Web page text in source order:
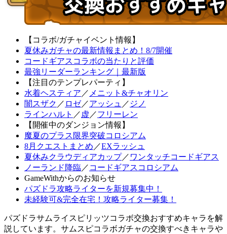
【コラボ/ガチャイベント情報】
夏休みガチャの最新情報まとめ！8/7開催
コードギアスコラボの当たりと評価
最強リーダーランキング｜最新版
【注目のテンプレパーティ】
水着ヘスティア ／ メニット&チャオリン
闇スザク ／ ロゼ／アッシュ ／ ジノ
ラインハルト ／ 虚 ／フリーレン
【開催中のダンジョン情報】
魔夏のプラス限界突破コロシアム
8月クエストまとめ ／EXラッシュ
夏休みクラウディアカップ／ ワンタッチコードギアス
ノーランド降臨／ コードギアスコロシアム
GameWithからのお知らせ
パズドラ攻略ライターを新規募集中！
未経験可&完全在宅！攻略ライター募集！
パズドラサムライスピリッツコラボ交換おすすめキャラを解
説しています。サムスピコラボガチャの交換すべきキャラや